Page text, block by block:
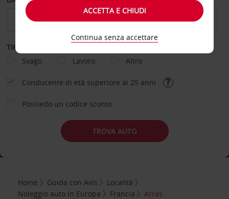
TIPOLOGIA DI NOLEGGIO
Svago
Lavoro Altro
Conducente di età superiore ai 25 anni
Possiedo un codice sconto
TROVA AUTO
Home Guida con Avis
Località
Noleggio auto in Europa
Francia Arras
ACCETTA E CHIUDI
Continua senza accettare